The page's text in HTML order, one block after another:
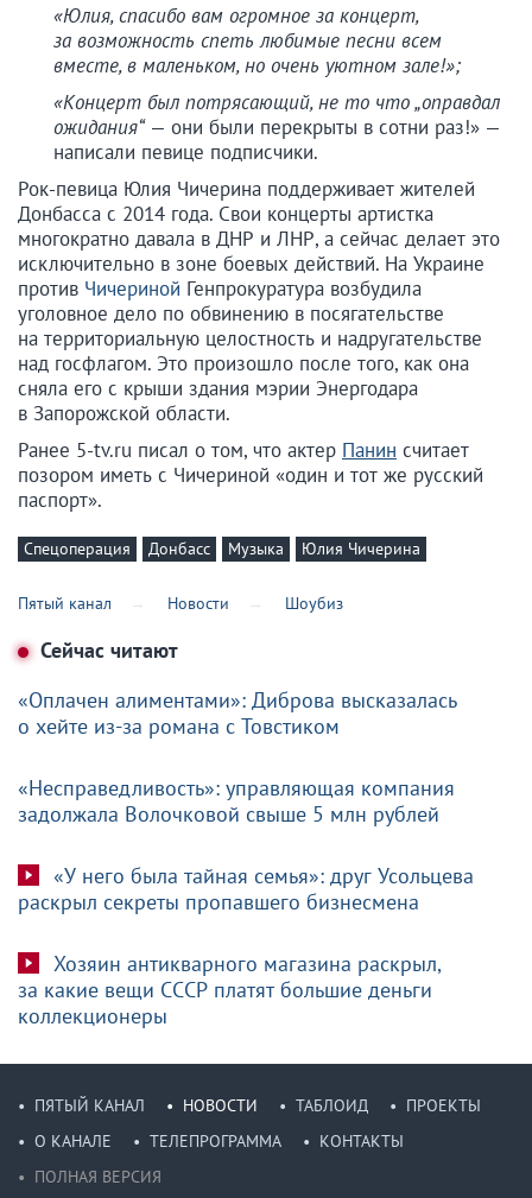
«Юлия, спасибо вам огромное за концерт,
за возможность спеть любимые песни всем
вместе, в маленьком, но очень уютном зале!»;
«Концерт был потрясающий, не то что „оправдал
ожидания“— они были перекрыты в сотни раз!» —
написали певице подписчики.
Рок-певица Юлия Чичерина поддерживает жителей
Донбасса с 2014 года. Свои концерты артистка
многократно давала в ДНР и ЛНР, а сейчас делает это
исключительно в зоне боевых действий. На Украине
против Чичериной Генпрокуратура возбудила
уголовное дело по обвинению в посягательстве
на территориальную целостность и надругательстве
над госфлагом. Это произошло после того, как она
сняла его с крыши здания мэрии Энергодара
в Запорожской области.
Ранее 5-tv.ru писал о том, что актер Панин считает
позором иметь с Чичериной «один и тот же русский
паспорт».
Спецоперация Донбасс Музыка Юлия Чичерина
Пятый канал Новости Шоубиз
Сейчас читают
«Оплачен алиментами»: Диброва высказалась
о хейте из-за романа с Товстиком
«Несправедливость»: управляющая компания
задолжала Волочковой свыше 5 млн рублей
«У него была тайная семья»: друг Усольцева
раскрыл секреты пропавшего бизнесмена
Хозяин антикварного магазина раскрыл,
за какие вещи СССР платят большие деньги
коллекционеры
ПЯТЫЙ КАНАЛ НОВОСТИ ТАБЛОИД
ПРОЕКТЫ
О КАНАЛЕ
ТЕЛЕПРОГРАММА
КОНТАКТЫ
ПОЛНАЯ ВЕРСИЯ